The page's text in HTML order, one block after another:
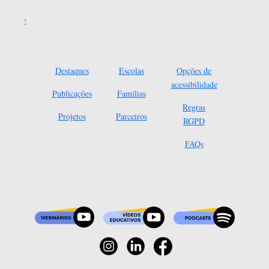
Destaques
Publicações
Projetos
Escolas
Famílias
Parceiros
Opções de
acessibilidade
Regras
RGPD
FAQs